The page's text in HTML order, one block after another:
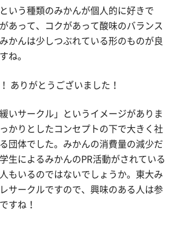
いう種類のみかんが個人的に好きで
あって、コクがあって酸味のバランス
かんは少しつぶれている形のものが良
ね。
ありがとうございました！
いサークル」というイメージがありま
かりとしたコンセプトの下で大きく社
団体でした。みかんの消費量の減少だ
生によるみかんのPR活動がされている
もいるのではないでしょうか。東大み
サークルですので、興味のある人は参
すね！